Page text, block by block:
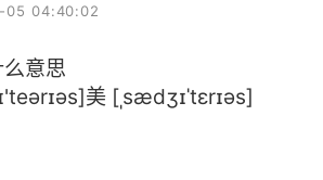
04:40:02
意思
美 [ˌsædʒɪˈtɛrɪəs]